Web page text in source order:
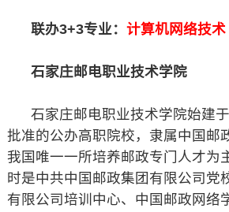
联办3+3专业： 计算机网络技术
石家庄邮电职业技术学院
石家庄邮电职业技术学院始建于
批准的公办高职院校，隶属中国邮
我国唯一一所培养邮政专门人才为
时是中共中国邮政集团有限公司党
有限公司培训中心、中国邮政网络